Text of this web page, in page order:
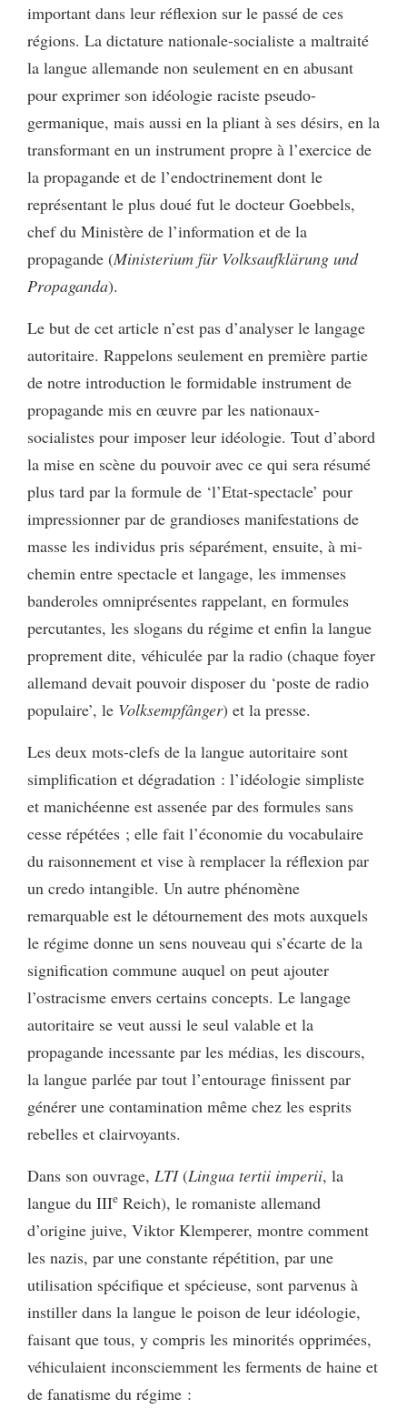
important dans leur réflexion sur le passé de ces
régions. La dictature nationale-socialiste a maltraité
la langue allemande non seulement en en abusant
pour exprimer son idéologie raciste pseudo-
germanique, mais aussi en la pliant à ses désirs, en la
transformant en un instrument propre à l’exercice de
la propagande et de l’endoctrinement dont le
représentant le plus doué fut le docteur Goebbels,
chef du Ministère de l’information et de la
propagande (Ministerium für Volksaufklärung und
Propaganda).
Le but de cet article n’est pas d’analyser le langage
autoritaire. Rappelons seulement en première partie
de notre introduction le formidable instrument de
propagande mis en œuvre par les nationaux-
socialistes pour imposer leur idéologie. Tout d’abord
la mise en scène du pouvoir avec ce qui sera résumé
plus tard par la formule de ‘l’Etat-spectacle’ pour
impressionner par de grandioses manifestations de
masse les individus pris séparément, ensuite, à mi-
chemin entre spectacle et langage, les immenses
banderoles omniprésentes rappelant, en formules
percutantes, les slogans du régime et enfin la langue
proprement dite, véhiculée par la radio (chaque foyer
allemand devait pouvoir disposer du ‘poste de radio
populaire’, le Volksempfânger) et la presse.
Les deux mots-clefs de la langue autoritaire sont
simplification et dégradation : l’idéologie simpliste
et manichéenne est assenée par des formules sans
cesse répétées ; elle fait l’économie du vocabulaire
du raisonnement et vise à remplacer la réflexion par
un credo intangible. Un autre phénomène
remarquable est le détournement des mots auxquels
le régime donne un sens nouveau qui s’écarte de la
signification commune auquel on peut ajouter
l’ostracisme envers certains concepts. Le langage
autoritaire se veut aussi le seul valable et la
propagande incessante par les médias, les discours,
la langue parlée par tout l’entourage finissent par
générer une contamination même chez les esprits
rebelles et clairvoyants.
Dans son ouvrage, LTI(Lingua tertii imperii, la
langue du IIIe Reich), le romaniste allemand
d’origine juive, Viktor Klemperer, montre comment
les nazis, par une constante répétition, par une
utilisation spécifique et spécieuse, sont parvenus à
instiller dans la langue le poison de leur idéologie,
faisant que tous, y compris les minorités opprimées,
véhiculaient inconsciemment les ferments de haine et
de fanatisme du régime :